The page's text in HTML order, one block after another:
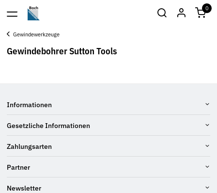
0
Gewindewerkzeuge
Gewindebohrer Sutton Tools
Informationen
Gesetzliche Informationen
Zahlungsarten
Partner
Newsletter